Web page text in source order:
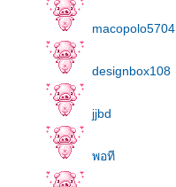
macopolo5704
designbox108
jjbd
พอที